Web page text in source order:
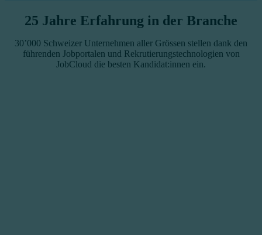
25 Jahre Erfahrung in der Branche
30’000 Schweizer Unternehmen aller Grössen stellen dank den
führenden Jobportalen und Rekrutierungstechnologien von
JobCloud die besten Kandidat:innen ein.